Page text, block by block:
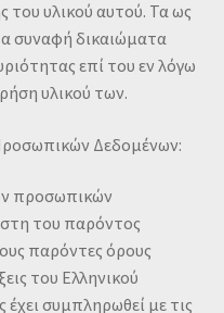
του υλικού αυτού. Τα ως
συναφή δικαιώματα
επί του εν λόγω
υλικού των.
Δεδομένων:
προσωπικών
του παρόντος
παρόντες όρους
του Ελληνικού
συμπληρωθεί με τις